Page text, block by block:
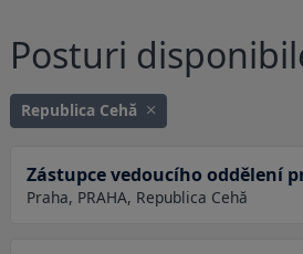
Posturi
Republica Cehă
Zástupce vedoucího oddělení
Praha, PRAHA, Republica Cehă